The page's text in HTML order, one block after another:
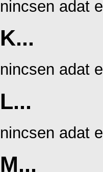
nincsen adat
K...
nincsen adat
L...
nincsen adat
M...